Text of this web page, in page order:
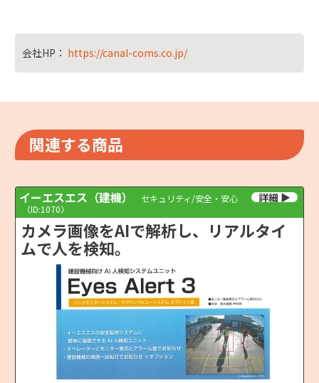
会社HP： https://canal-coms.co.jp/
関連する商品
イーエスエス（建機）
セキュリティ/安全・安心
（ID:1070）
カメラ画像をAIで解析し、リアルタイ
ムで人を検知。